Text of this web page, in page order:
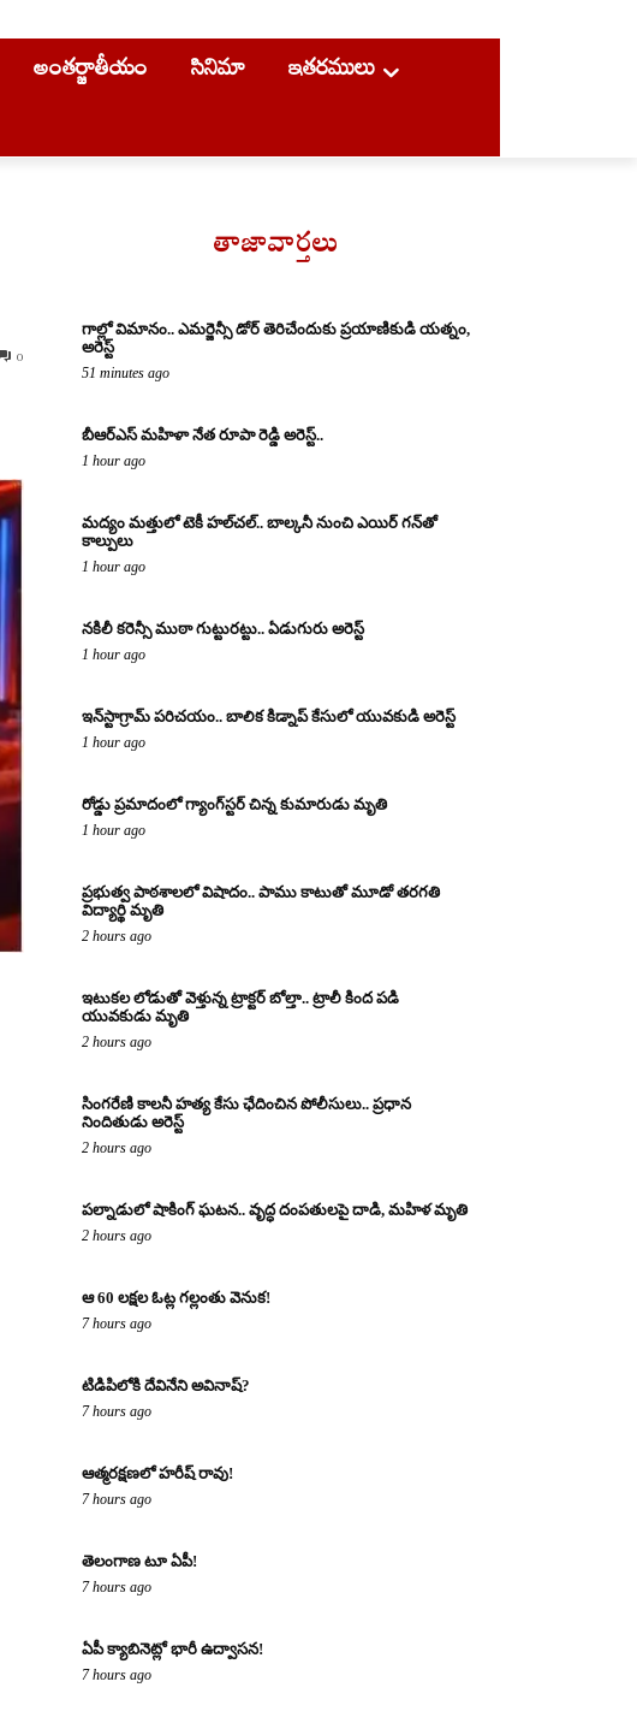
అంతర్జాతీయం సినిమా ఇతరములు
0
తాజావార్తలు
గాల్లో విమానం.. ఎమర్జెన్సీ డోర్ తెరిచేందుకు ప్రయాణికుడి యత్నం,
అరెస్ట్
51 minutes ago
బీఆర్ఎస్ మహిళా నేత రూపా రెడ్డి అరెస్ట్..
1 hour ago
మద్యం మత్తులో టెకీ హల్‌చల్.. బాల్కనీ నుంచి ఎయిర్ గన్‌తో
కాల్పులు
1 hour ago
నకిలీ కరెన్సీ ముఠా గుట్టురట్టు.. ఏడుగురు అరెస్ట్
1 hour ago
ఇన్‌స్టాగ్రామ్ పరిచయం.. బాలిక కిడ్నాప్ కేసులో యువకుడి అరెస్ట్
1 hour ago
రోడ్డు ప్రమాదంలో గ్యాంగ్‌స్టర్ చిన్న కుమారుడు మృతి
1 hour ago
ప్రభుత్వ పాఠశాలలో విషాదం.. పాము కాటుతో మూడో తరగతి
విద్యార్థి మృతి
2 hours ago
ఇటుకల లోడుతో వెళ్తున్న ట్రాక్టర్ బోల్తా.. ట్రాలీ కింద పడి
యువకుడు మృతి
2 hours ago
సింగరేణి కాలనీ హత్య కేసు ఛేదించిన పోలీసులు.. ప్రధాన
నిందితుడు అరెస్ట్
2 hours ago
పల్నాడులో షాకింగ్ ఘటన.. వృద్ధ దంపతులపై దాడి, మహిళ మృతి
2 hours ago
ఆ 60 లక్షల ఓట్ల గల్లంతు వెనుక!
7 hours ago
టిడిపిలోకి దేవినేని అవినాష్?
7 hours ago
ఆత్మరక్షణలో హరీష్ రావు!
7 hours ago
తెలంగాణ టూ ఏపీ!
7 hours ago
ఏపీ క్యాబినెట్లో భారీ ఉద్వాసన!
7 hours ago